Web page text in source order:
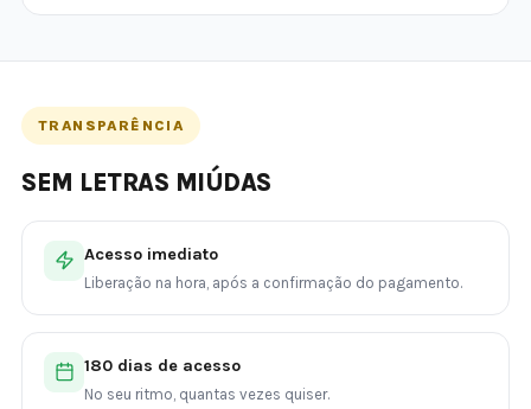
TRANSPARÊNCIA
SEM LETRAS MIÚDAS
Acesso imediato
Liberação na hora, após a confirmação do pagamento.
180 dias de acesso
No seu ritmo, quantas vezes quiser.